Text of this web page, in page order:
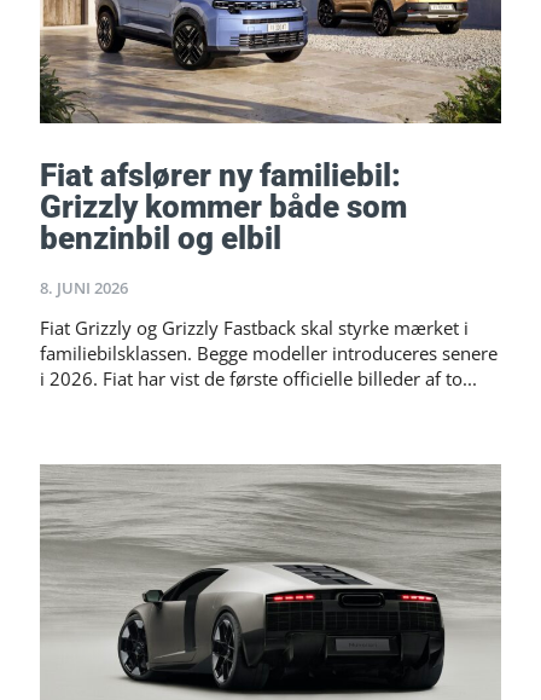
Fiat afslører ny familiebil:
Grizzly kommer både som
benzinbil og elbil
8. JUNI 2026
Fiat Grizzly og Grizzly Fastback skal styrke mærket i
familiebilsklassen. Begge modeller introduceres senere
i 2026. Fiat har vist de første officielle billeder af to...